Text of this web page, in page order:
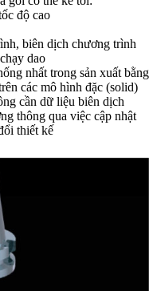
độ cao
biên dịch chương trình
dao
nhất trong sản xuất bằng
các mô hình đặc (solid)
cần dữ liệu biên dịch
thông qua việc cập nhật
thiết kế